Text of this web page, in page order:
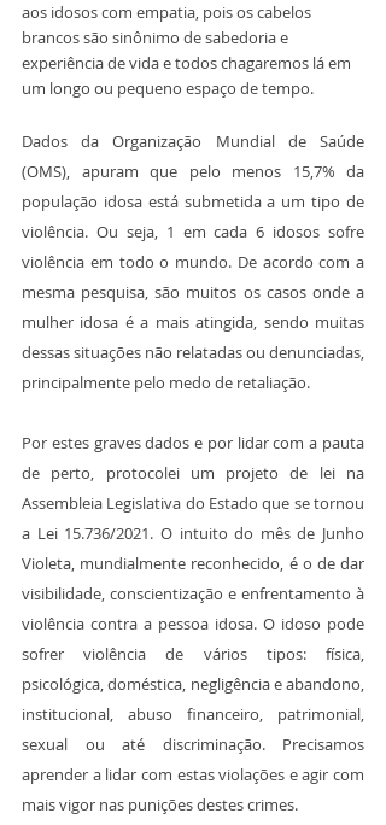
aos idosos com empatia, pois os cabelos
brancos são sinônimo de sabedoria e
experiência de vida e todos chagaremos lá em
um longo ou pequeno espaço de tempo.
Dados da Organização Mundial de Saúde
(OMS), apuram que pelo menos 15,7% da
população idosa está submetida a um tipo de
violência. Ou seja, 1 em cada 6 idosos sofre
violência em todo o mundo. De acordo com a
mesma pesquisa, são muitos os casos onde a
mulher idosa é a mais atingida, sendo muitas
dessas situações não relatadas ou denunciadas,
principalmente pelo medo de retaliação.
Por estes graves dados e por lidar com a pauta
de perto, protocolei um projeto de lei na
Assembleia Legislativa do Estado que se tornou
a Lei 15.736/2021. O intuito do mês de Junho
Violeta, mundialmente reconhecido, é o de dar
visibilidade, conscientização e enfrentamento à
violência contra a pessoa idosa. O idoso pode
sofrer violência de vários tipos: física,
psicológica, doméstica, negligência e abandono,
institucional, abuso financeiro, patrimonial,
sexual ou até discriminação. Precisamos
aprender a lidar com estas violações e agir com
mais vigor nas punições destes crimes.